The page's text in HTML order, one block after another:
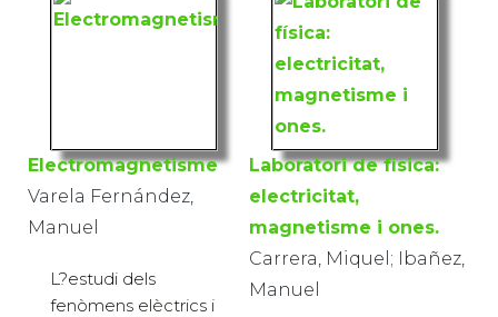
Electromagnetisme
Varela Fernández,
Manuel
L?estudi dels
fenòmens elèctrics i
Laboratori de física:
electricitat,
magnetisme i ones.
Carrera, Miquel; Ibañez,
Manuel